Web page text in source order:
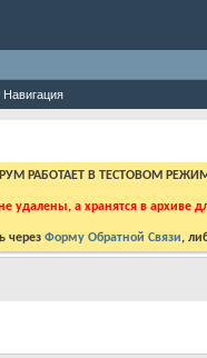
Навигация
РАБОТАЕТ В ТЕСТОВОМ
а хранятся в архиве
через Форму Обратной Связи,